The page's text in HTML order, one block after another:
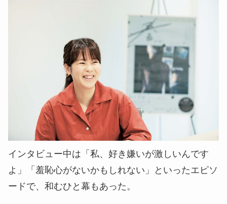
インタビュー中は「私、好き嫌いが激しいんです
よ」「羞恥心がないかもしれない」といったエピソ
ードで、和むひと幕もあった。